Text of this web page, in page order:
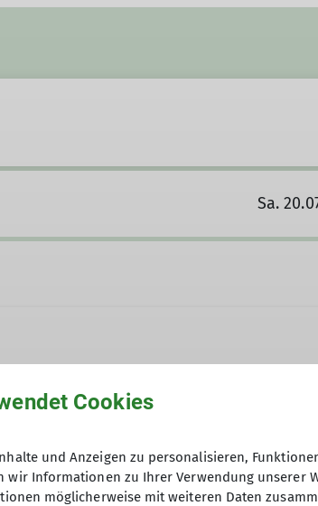
Sa.
Cookies
und Anzeigen zu personalisieren,
wir Informationen zu Ihrer Verwendung unserer
möglicherweise mit weiteren Daten